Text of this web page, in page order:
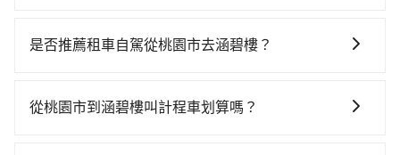
從最早06:49一直到23:21，桃園-台中一天最多有72班次
達高鐵站後，步行進站、現場購票並於月台排隊的時間
是否推薦租車自駕從桃園市去涵碧樓？
時不需要閉目養神（因為要自己開車），最重要的是你
從桃園市到涵碧樓叫計程車划算嗎？